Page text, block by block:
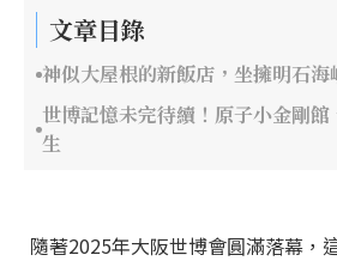
文章目錄
神似大屋根的新飯店，坐擁明石
世博記憶未完待續！原子小金剛
生
隨著2025年大阪世博會圓滿落幕，